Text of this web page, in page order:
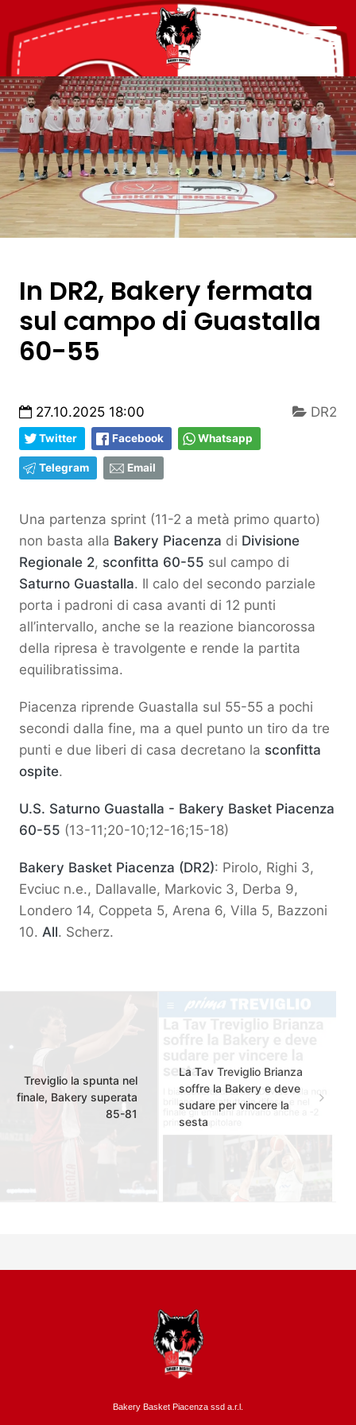
In DR2, Bakery fermata
sul campo di Guastalla
60-55
27.10.2025 18:00 DR2
Twitter Facebook Whatsapp
Telegram Email
Una partenza sprint (11-2 a metà primo quarto)
non basta alla Bakery Piacenza di Divisione
Regionale 2, sconfitta 60-55 sul campo di
Saturno Guastalla. Il calo del secondo parziale
porta i padroni di casa avanti di 12 punti
all’intervallo, anche se la reazione biancorossa
della ripresa è travolgente e rende la partita
equilibratissima.
Piacenza riprende Guastalla sul 55-55 a pochi
secondi dalla fine, ma a quel punto un tiro da tre
punti e due liberi di casa decretano la sconfitta
ospite.
U.S. Saturno Guastalla - Bakery Basket Piacenza
60-55 (13-11;20-10;12-16;15-18)
Bakery Basket Piacenza (DR2): Pirolo, Righi 3,
Evciuc n.e., Dallavalle, Markovic 3, Derba 9,
Londero 14, Coppeta 5, Arena 6, Villa 5, Bazzoni
10. All. Scherz.
Treviglio la spunta nel
finale, Bakery superata
85-81
La Tav Treviglio Brianza
soffre la Bakery e deve
sudare per vincere la
sesta
Bakery Basket Piacenza ssd a.r.l.